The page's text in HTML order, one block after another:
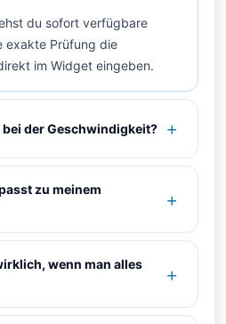
du sofort verfügbare
exakte Prüfung die
im Widget eingeben.
der Geschwindigkeit?
zu meinem
wenn man alles